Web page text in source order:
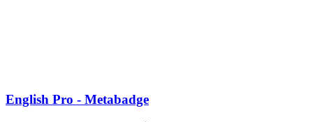
English Pro - Metabadge